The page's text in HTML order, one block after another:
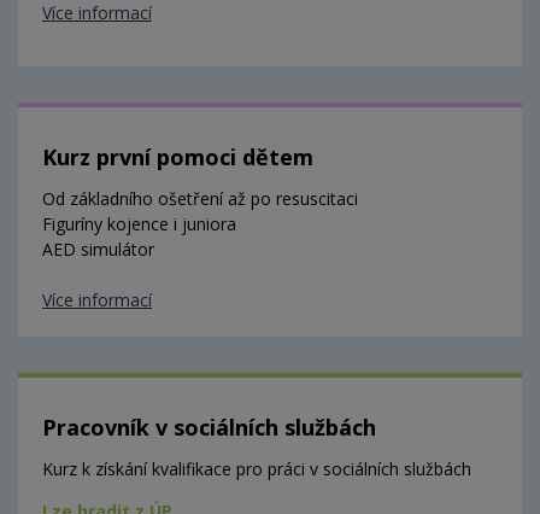
Více informací
Kurz první pomoci dětem
Od základního ošetření až po resuscitaci
Figuríny kojence i juniora
AED simulátor
Více informací
Pracovník v sociálních službách
Kurz k získání kvalifikace pro práci v sociálních službách